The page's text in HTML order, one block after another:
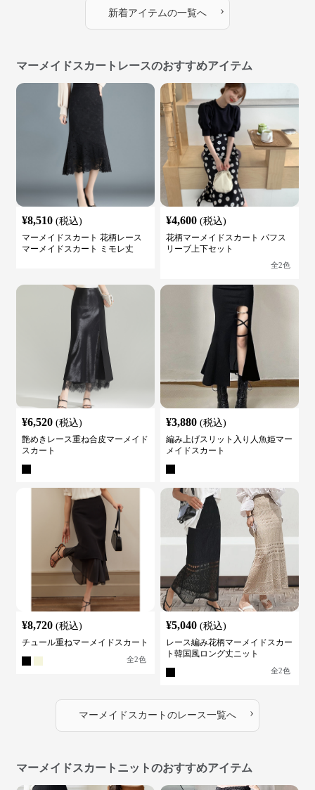
新着アイテムの一覧へ ›
マーメイドスカートレースのおすすめアイテム
¥8,510 (税込)
マーメイドスカート 花柄レース
マーメイドスカート ミモレ丈
¥4,600 (税込)
花柄マーメイドスカート パフス
リーブ上下セット
全2色
¥6,520 (税込)
艶めきレース重ね合皮マーメイド
スカート
¥3,880 (税込)
編み上げスリット入り人魚姫マー
メイドスカート
¥8,720 (税込)
チュール重ねマーメイドスカート
全2色
¥5,040 (税込)
レース編み花柄マーメイドスカー
ト韓国風ロング丈ニット
全2色
マーメイドスカート のレース一覧へ ›
マーメイドスカートニットのおすすめアイテム